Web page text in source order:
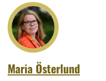
Maria Österlund